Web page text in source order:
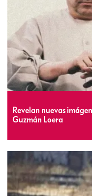
Revelan nuevas
Guzmán Loera